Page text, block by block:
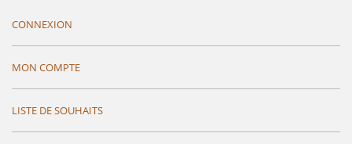
CONNEXION
MON COMPTE
LISTE DE SOUHAITS